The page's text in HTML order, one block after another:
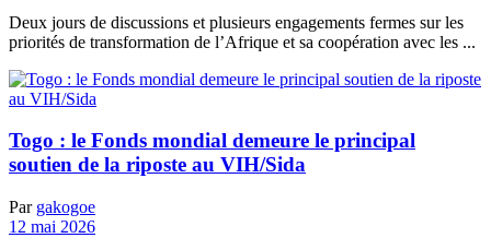
Deux jours de discussions et plusieurs engagements fermes sur les
priorités de transformation de l’Afrique et sa coopération avec les ...
Togo : le Fonds mondial demeure le principal
soutien de la riposte au VIH/Sida
Par gakogoe
12 mai 2026